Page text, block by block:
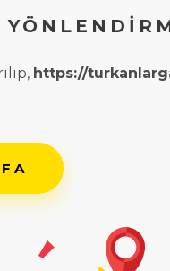
https://